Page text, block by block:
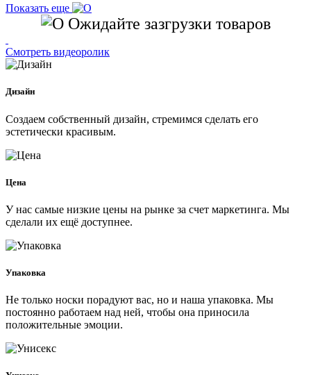
Показать еще
Ожидайте зазгрузки товаров
Смотреть видеоролик
Дизайн
Создаем собственный дизайн, стремимся сделать его
эстетически красивым.
Цена
У нас самые низкие цены на рынке за счет маркетинга. Мы
сделали их ещё доступнее.
Упаковка
Не только носки порадуют вас, но и наша упаковка. Мы
постоянно работаем над ней, чтобы она приносила
положительные эмоции.